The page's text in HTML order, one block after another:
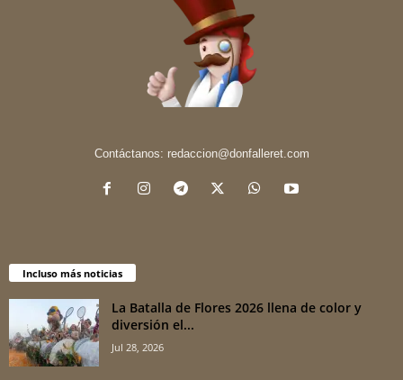
Contáctanos: redaccion@donfalleret.com
Incluso más noticias
La Batalla de Flores 2026 llena de color y
diversión el...
Jul 28, 2026